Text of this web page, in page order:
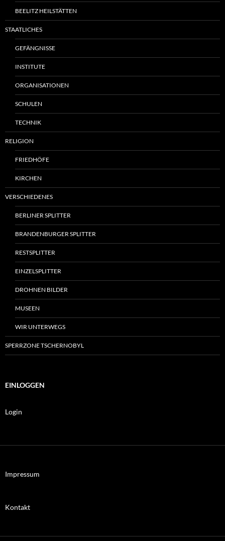
BEELITZ HEILSTÄTTEN
STAATLICHES
GEFÄNGNISSE
INSTITUTE
ORGANISATIONEN
SCHULEN
TECHNIK
RELIGION
FRIEDHÖFE
KIRCHEN
VERSCHIEDENES
BERLINER SPLITTER
BRANDENBURGER SPLITTER
RESTSPLITTER
EINZELSPLITTER
DROHNEN BILDER
MUSEEN
WIR UNTERWEGS
SPERRZONE TSCHERNOBYL
EINLOGGEN
Login
Impressum
Kontakt